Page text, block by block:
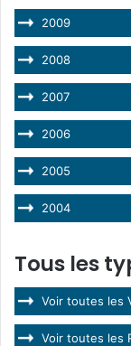
2009
2008
2007
2006
2005
2004
Tous les
Voir toutes les
Voir toutes les